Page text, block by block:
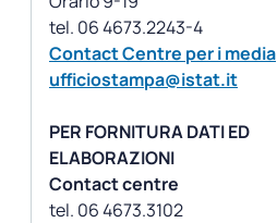
Contact Centre per i media
ufficiostampa@istat.it
PER FORNITURA DATI ED
ELABORAZIONI
Contact centre